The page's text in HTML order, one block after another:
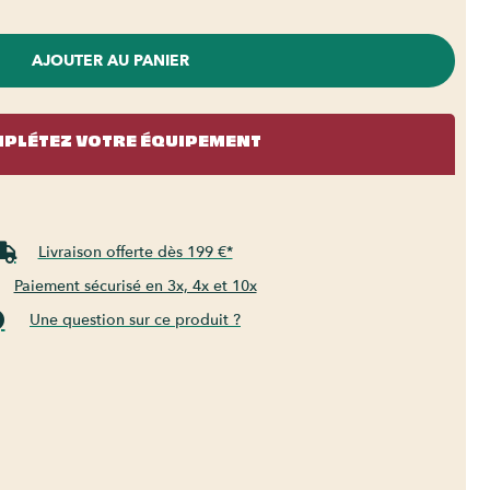
AJOUTER AU PANIER
VOTRE ÉQUIPEMENT
Livraison offerte dès 199 €*
Paiement sécurisé en 3x, 4x et 10x
Une question sur ce produit ?